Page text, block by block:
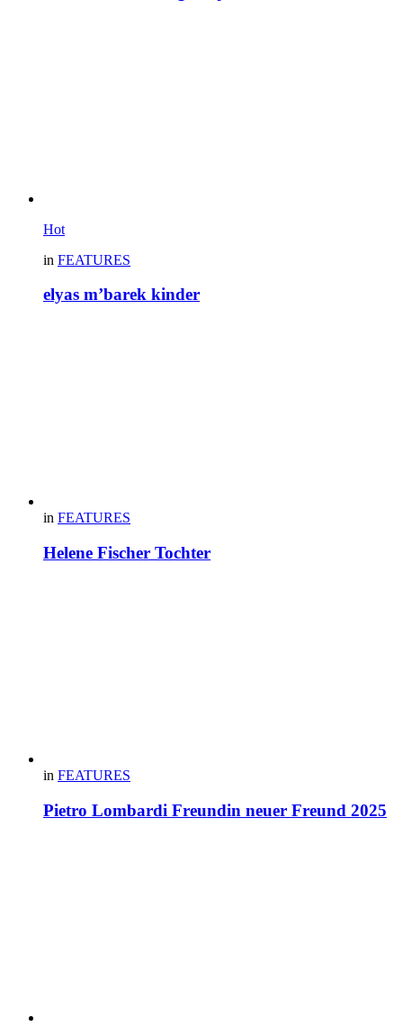
Hot
in FEATURES
elyas m’barek kinder
in FEATURES
Helene Fischer Tochter
in FEATURES
Pietro Lombardi Freundin neuer Freund 2025